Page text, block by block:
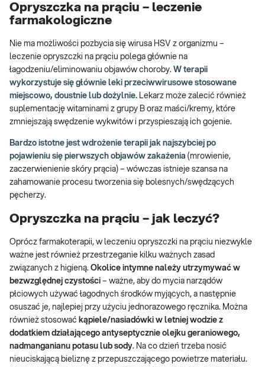
Opryszczka na prąciu – leczenie
farmakologiczne
Nie ma możliwości pozbycia się wirusa HSV z organizmu –
leczenie opryszczki na prąciu polega głównie na
łagodzeniu/eliminowaniu objawów choroby. W terapii
wykorzystuje się głównie leki przeciwwirusowe stosowane
miejscowo, doustnie lub dożylnie. Lekarz może zalecić również
suplementację witaminami z grupy B oraz maści/kremy, które
zmniejszają swędzenie wykwitów i przyspieszają ich gojenie.
Bardzo istotne jest wdrożenie terapii jak najszybciej po
pojawieniu się pierwszych objawów zakażenia (mrowienie,
zaczerwienienie skóry prącia) – wówczas istnieje szansa na
zahamowanie procesu tworzenia się bolesnych/swędzących
pęcherzy.
Opryszczka na prąciu – jak leczyć?
Oprócz farmakoterapii, w leczeniu opryszczki na prąciu niezwykle
ważne jest również przestrzeganie kilku ważnych zasad
związanych z higieną. Okolice intymne należy utrzymywać w
bezwzględnej czystości – ważne, aby do mycia narządów
płciowych używać łagodnych środków myjących, a następnie
osuszać je, najlepiej przy użyciu jednorazowego ręcznika. Można
również stosować kąpiele/nasiadówki w letniej wodzie z
dodatkiem działającego antyseptycznie olejku geraniowego,
nadmanganianu potasu lub sody. Na co dzień trzeba nosić
nieuciskającą bieliznę z przepuszczającego powietrze materiału.